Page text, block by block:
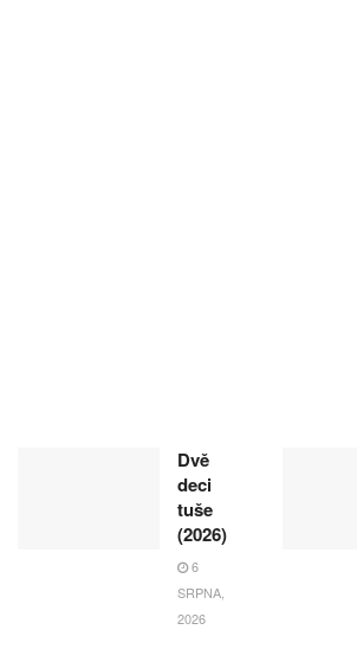
Dvě
deci
tuše
(2026)
6
SRPNA,
2026